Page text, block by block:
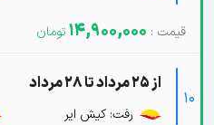
14,900,000
10
از 25 مرداد تا 28 مرداد
رفت: کیش ایر